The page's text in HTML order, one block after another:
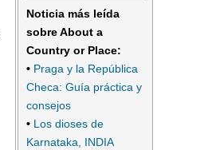
Noticia más leída
sobre About a
Country or Place:
• Praga y la República
Checa: Guía práctica y
consejos
• Los dioses de
Karnataka, INDIA